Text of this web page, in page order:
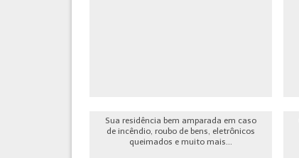
Sua residência bem amparada em caso
de incêndio, roubo de bens, eletrônicos
queimados e muito mais...